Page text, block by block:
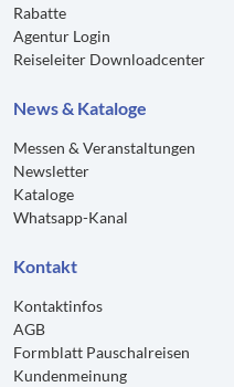
Rabatte
Agentur Login
Reiseleiter Downloadcenter
News & Kataloge
Messen & Veranstaltungen
Newsletter
Kataloge
Whatsapp-Kanal
Kontakt
Kontaktinfos
AGB
Formblatt Pauschalreisen
Kundenmeinung